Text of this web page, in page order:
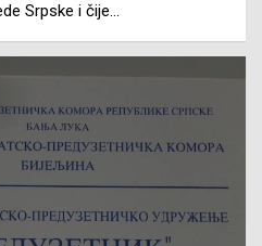
Srpske i čije…